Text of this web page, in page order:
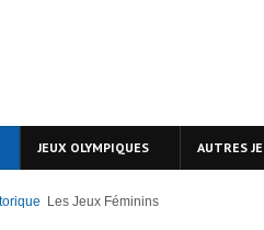
JEUX OLYMPIQUES AUTRES
Les Jeux Féminins